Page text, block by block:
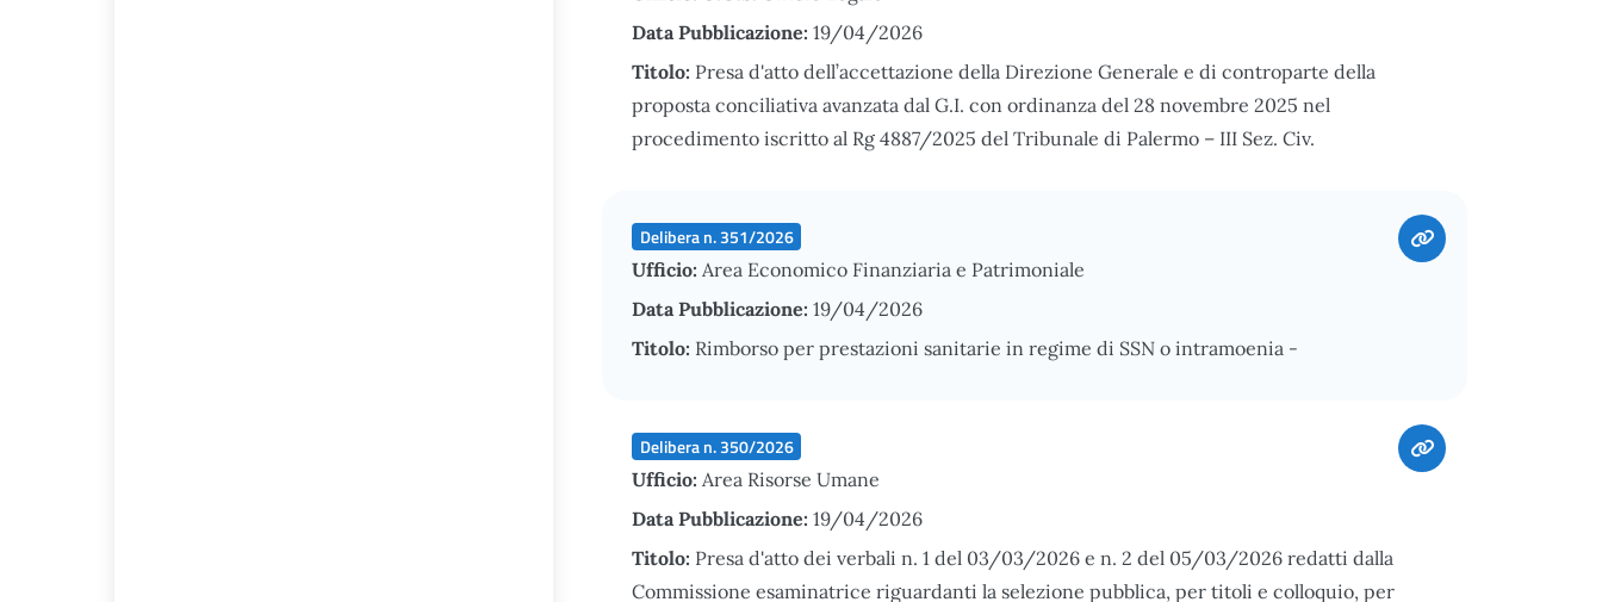
Data Pubblicazione: 19/04/2026
Titolo: Presa d'atto dell’accettazione della Direzione Generale e di controparte della
proposta conciliativa avanzata dal G.I. con ordinanza del 28 novembre 2025 nel
procedimento iscritto al Rg 4887/2025 del Tribunale di Palermo – III Sez. Civ.
Delibera n. 351/2026
Ufficio: Area Economico Finanziaria e Patrimoniale
Data Pubblicazione: 19/04/2026
Titolo: Rimborso per prestazioni sanitarie in regime di SSN o intramoenia -
Delibera n. 350/2026
Ufficio: Area Risorse Umane
Data Pubblicazione: 19/04/2026
Titolo: Presa d'atto dei verbali n. 1 del 03/03/2026 e n. 2 del 05/03/2026 redatti dalla
Commissione esaminatrice riguardanti la selezione pubblica, per titoli e colloquio, per